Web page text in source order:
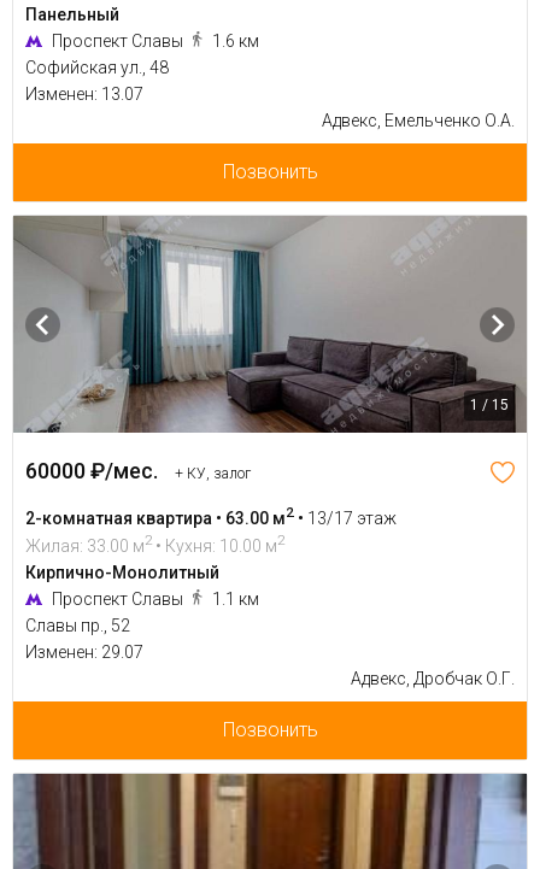
Панельный
Проспект Славы
1.6 км
Софийская ул., 48
Изменен: 13.07
Адвекс, Емельченко О.А.
Позвонить
1 / 15
60000 ₽/мес. + КУ, залог
2-комнатная квартира • 63.00 м2 • 13/17 этаж
Жилая: 33.00 м2 • Кухня: 10.00 м2
Кирпично-Монолитный
Проспект Славы
1.1 км
Славы пр., 52
Изменен: 29.07
Адвекс, Дробчак О.Г.
Позвонить